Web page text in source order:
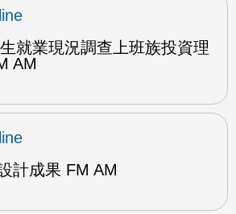
就業現況調查上班族投資理
AM
計成果 FM AM